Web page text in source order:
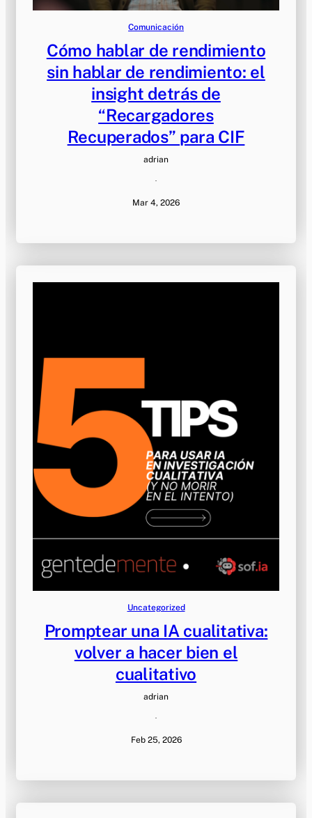
Comunicación
Cómo hablar de rendimiento
sin hablar de rendimiento: el
insight detrás de
“Recargadores
Recuperados” para CIF
adrian
·
Mar 4, 2026
Uncategorized
Promptear una IA cualitativa:
volver a hacer bien el
cualitativo
adrian
·
Feb 25, 2026